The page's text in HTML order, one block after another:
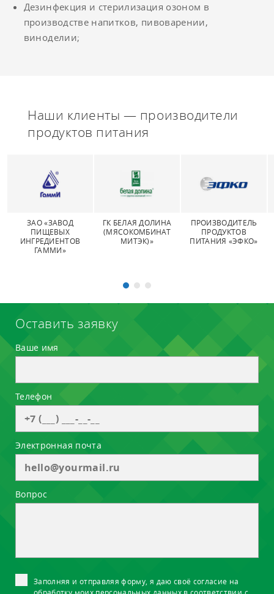
Дезинфекция и стерилизация озоном в
производстве напитков, пивоварении,
виноделии;
Наши клиенты — производители
продуктов питания
ЗАО «ЗАВОД
ПИЩЕВЫХ
ИНГРЕДИЕНТОВ
ГАММИ»
ГК БЕЛАЯ ДОЛИНА
(МЯСОКОМБИНАТ
МИТЭК)»
ПРОИЗВОДИТЕЛЬ
ПРОДУКТОВ
ПИТАНИЯ «ЭФКО»
Оставить заявку
Ваше имя
Телефон
Электронная почта
Вопрос
Заполняя и отправляя форму, я даю своё согласие на